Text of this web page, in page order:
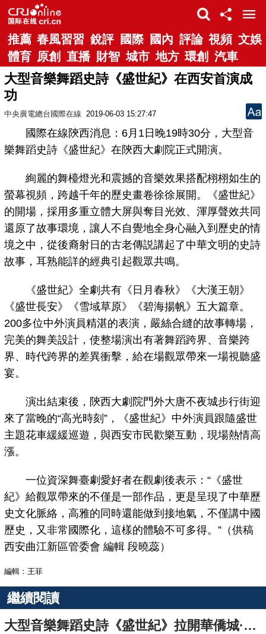
推薦 春風習習 銳評 國際 國內 評論 視頻 文娛
體育 原創 直播 財智 城市 地方 環創 汽車
大型音樂舞蹈史詩《盛世紀》在西安首演成
功
中央廣電總台國際在線 2019-06-03 15:27:47
國際在線陝西消息：6月1日晚19時30分，大型音
樂舞蹈史詩《盛世紀》在陝西大劇院正式開演。
絢麗的舞檯燈光和震撼的音樂效果搭配栩栩如生的
螢幕視頻，跨越千年的歷史畫卷徐徐展開。《盛世紀》
的開場，採用多重立體大屏與奪目光效、渾厚聲效共同
還原了故事環境，讓人不自覺地全身心融入到歷史的情
境之中，從後裔射日的古老傳説講起了中華文明的史詩
故事，耳熟能詳的經典引起觀眾共鳴。
《盛世紀》全劇共有《日月春秋》《大漢王朝》
《盛世長安》《雪域草原》《碧海揚帆》五大篇章。
200多位中外演員精湛的表演，嚴絲合縫的故事轉場，
完美的舞美設計，使整場演出有著舞蹈跨界、音樂跨
界、時代跨界的差異衝擊，給在場觀眾帶來一場視聽盛
宴。
演出結束後，陝西大劇院門外大唐不夜城步行街迎
來了當晚的“高光時刻”，《盛世紀》中外演員跟隨盛世
主題花車緩緩巡遊，與西安市民歡樂互動，現場熱情高
漲。
一位資深舞臺劇愛好者在觀劇後表示：“《盛世
紀》給觀眾帶來的不僅是一部作品，更是呈現了中華歷
史文化脈絡，高雅的同時還能做到接地氣，不僅講中國
歷史，又非常國際化，這樣的體驗不可多得。”（供稿
西安曲江新區管委會 編輯 段曉蕊）
編輯：王菲
繼續閱讀
大型音樂舞蹈史詩《盛世紀》拉開華僑城·西安文化旅遊季大幕